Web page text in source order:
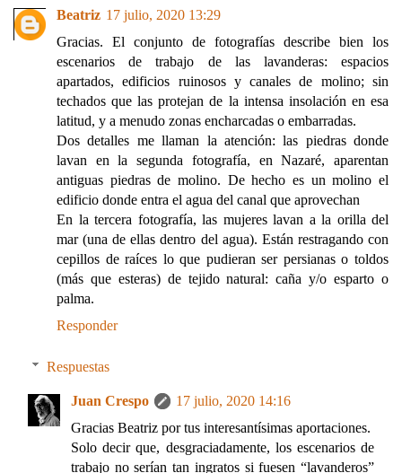
Beatriz 17 julio, 2020 13:29
Gracias. El conjunto de fotografías describe bien los
escenarios de trabajo de las lavanderas: espacios
apartados, edificios ruinosos y canales de molino; sin
techados que las protejan de la intensa insolación en esa
latitud, y a menudo zonas encharcadas o embarradas.
Dos detalles me llaman la atención: las piedras donde
lavan en la segunda fotografía, en Nazaré, aparentan
antiguas piedras de molino. De hecho es un molino el
edificio donde entra el agua del canal que aprovechan
En la tercera fotografía, las mujeres lavan a la orilla del
mar (una de ellas dentro del agua). Están restragando con
cepillos de raíces lo que pudieran ser persianas o toldos
(más que esteras) de tejido natural: caña y/o esparto o
palma.
Responder
Respuestas
Juan Crespo
17 julio, 2020 14:16
Gracias Beatriz por tus interesantísimas aportaciones.
Solo decir que, desgraciadamente, los escenarios de
trabajo no serían tan ingratos si fuesen “lavanderos”